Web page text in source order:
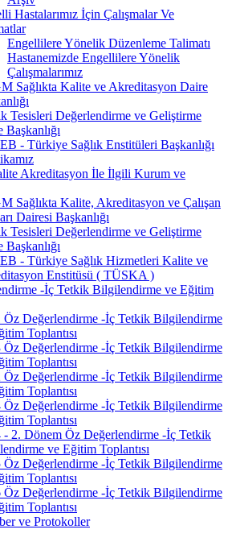
Hastalarımız İçin Çalışmalar Ve
Engellilere Yönelik Düzenleme Talimatı
Hastanemizde Engellilere Yönelik
Çalışmalarımız
Sağlıkta Kalite ve Akreditasyon Daire
Tesisleri Değerlendirme ve Geliştirme
Başkanlığı
- Türkiye Sağlık Enstitüleri Başkanlığı
Akreditasyon İle İlgili Kurum ve
Sağlıkta Kalite, Akreditasyon ve Çalışan
Dairesi Başkanlığı
Tesisleri Değerlendirme ve Geliştirme
Başkanlığı
- Türkiye Sağlık Hizmetleri Kalite ve
Enstitüsü ( TÜSKA )
-İç Tetkik Bilgilendirme ve Eğitim
Öz Değerlendirme -İç Tetkik Bilgilendirme
Toplantısı
Öz Değerlendirme -İç Tetkik Bilgilendirme
Toplantısı
Öz Değerlendirme -İç Tetkik Bilgilendirme
Toplantısı
Öz Değerlendirme -İç Tetkik Bilgilendirme
Toplantısı
- 2. Dönem Öz Değerlendirme -İç Tetkik
ve Eğitim Toplantısı
Öz Değerlendirme -İç Tetkik Bilgilendirme
Toplantısı
Öz Değerlendirme -İç Tetkik Bilgilendirme
Toplantısı
ve Protokoller